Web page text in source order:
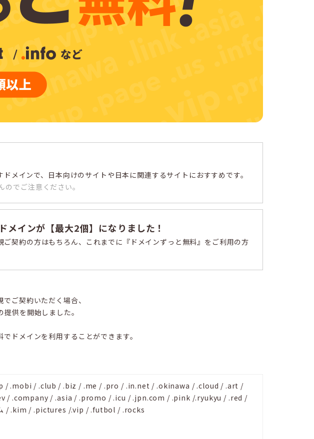
メインで、日本向けのサイトや日本に関連するサイトにおすすめです。
でご注意ください。
インが【最大2個】になりました！
契約の方はもちろん、これまでに『ドメインずっと無料』をご利用の方
ご契約いただく場合、
供を開始しました。
ドメインを利用することができます。
.mobi / .club / .biz / .me / .pro / .in.net / .okinawa / .cloud / .art /
/ .company / .asia / .promo / .icu / .jpn.com / .pink /.ryukyu / .red /
/ .kim / .pictures /.vip / .futbol / .rocks